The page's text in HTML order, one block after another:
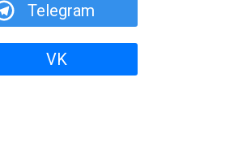
Telegram
VK